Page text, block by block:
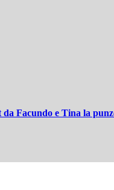
da Facundo e Tina la